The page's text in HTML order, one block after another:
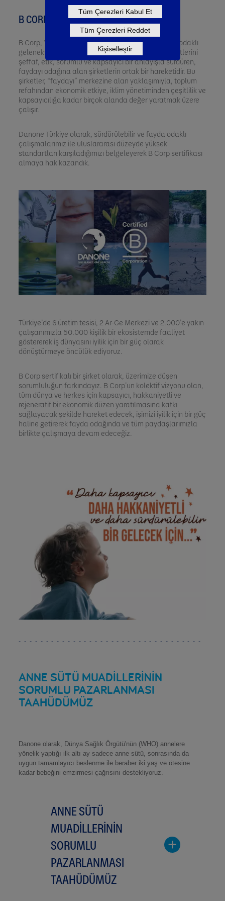
B CORP™ NEDİR?
B Corp, “Benefit Corporation” (Faydalı Şirket), kâr odaklı
geleneksel iş modellerinin ötesine geçerek, faaliyetlerini
şeffaf, etik, sorumlu ve kapsayıcı bir anlayışla sürdüren,
faydayı odağına alan şirketlerin ortak bir hareketidir. Bu
şirketler, “faydayı” merkezine alan yaklaşımıyla, toplum
refahından ekonomik etkiye, iklim yönetiminden çeşitlilik ve
kapsayıcılığa kadar birçok alanda değer yaratmak üzere
çalışır.
Danone Türkiye olarak, sürdürülebilir ve fayda odaklı
çalışmalarımız ile uluslararası düzeyde yüksek
standartları karşıladığımızı belgeleyerek B Corp sertifikası
almaya hak kazandık.
Türkiye’de 6 üretim tesisi, 2 Ar-Ge Merkezi ve 2.000’e yakın
çalışanımızla 50.000 kişilik bir ekosistemde faaliyet
göstererek iş dünyasını iyilik için bir güç olarak
dönüştürmeye öncülük ediyoruz.
B Corp sertifikalı bir şirket olarak, üzerimize düşen
sorumluluğun farkındayız. B Corp’un kolektif vizyonu olan,
tüm dünya ve herkes için kapsayıcı, hakkaniyetli ve
rejeneratif bir ekonomik düzen yaratılmasına katkı
sağlayacak şekilde hareket edecek, işimizi iyilik için bir güç
haline getirerek fayda odağında ve tüm paydaşlarımızla
birlikte çalışmaya devam edeceğiz.
ANNE SÜTÜ MUADİLLERİNİN
SORUMLU PAZARLANMASI
TAAHÜDÜMÜZ
Danone olarak, Dünya Sağlık Örgütü'nün (WHO) annelere
yönelik yaptığı ilk altı ay sadece anne sütü, sonrasında da
uygun tamamlayıcı beslenme ile beraber iki yaş ve ötesine
kadar bebeğini emzirmesi çağrısını destekliyoruz.
ANNE SÜTÜ
MUADİLLERİNİN
SORUMLU
PAZARLANMASI
TAAHÜDÜMÜZ
Tüm Çerezleri Kabul Et
Tüm Çerezleri Reddet
Kişiselleştir